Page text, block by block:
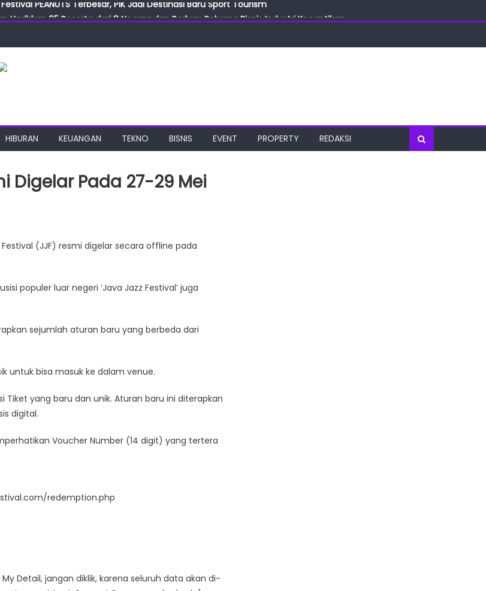
Hadirkan 65 Peserta dari 8 Negara dan Perluas Peluang Bisnis Industri Kecantikan
Resmi Digelar, Tampilkan Teknologi Medis dan Laboratorium Terkini
Program Jumat Berkah, Wujud Nyata Kepedulian Sosial
PEANUTS Terbesar, PIK Jadi Destinasi Baru Sport Tourism
HIBURAN KEUANGAN TEKNO BISNIS EVENT PROPERTY REDAKSI
Digelar Pada 27-29 Mei
(JJF) resmi digelar secara offline pada
populer luar negeri ‘Java Jazz Festival’ juga
sejumlah aturan baru yang berbeda dari
untuk bisa masuk ke dalam venue.
Tiket yang baru dan unik. Aturan baru ini diterapkan
digital.
Voucher Number (14 digit) yang tertera
redemption.php
Detail, jangan diklik, karena seluruh data akan di-